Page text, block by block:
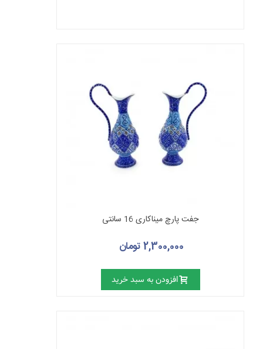
جفت پارچ میناکاری 16 سانتی
2,300,000 تومان
افزودن به سبد خرید